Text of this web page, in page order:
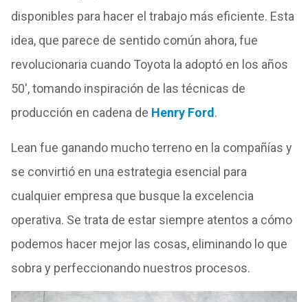
disponibles para hacer el trabajo más eficiente. Esta
idea, que parece de sentido común ahora, fue
revolucionaria cuando Toyota la adoptó en los años
50′, tomando inspiración de las técnicas de
producción en cadena de Henry Ford .
Lean fue ganando mucho terreno en la compañías y
se convirtió en una estrategia esencial para
cualquier empresa que busque la excelencia
operativa. Se trata de estar siempre atentos a cómo
podemos hacer mejor las cosas, eliminando lo que
sobra y perfeccionando nuestros procesos.